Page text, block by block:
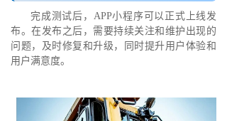
完成测试后，APP小程序可以正式上线发
布。在发布之后，需要持续关注和维护出现的
问题，及时修复和升级，同时提升用户体验和
用户满意度。